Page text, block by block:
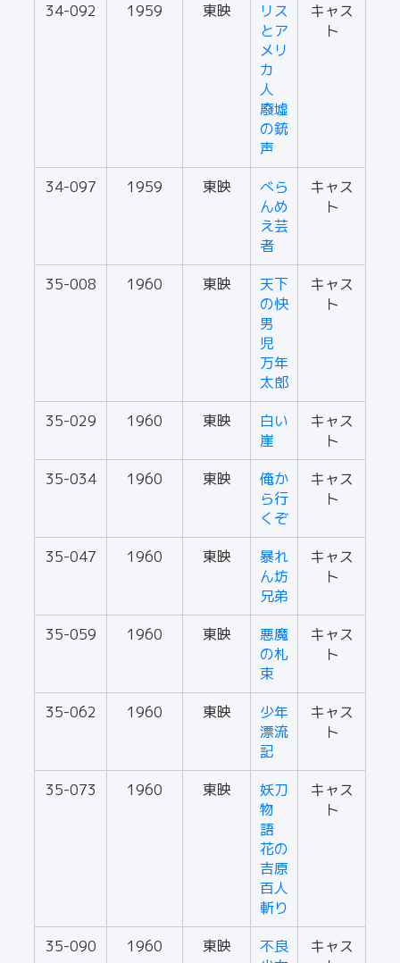
34-092 1959 東映
リス
とア
メリ
カ
人
廢墟
の銃
声
キャス
ト
34-097 1959 東映
べら
んめ
え芸
者
キャス
ト
35-008 1960 東映
天下
の快
男
児
万年
太郎
キャス
ト
35-029 1960 東映
白い
崖
キャス
ト
35-034
1960 東映
俺か
ら行
くぞ
キャス
ト
35-047 1960 東映
暴れ
ん坊
兄弟
キャス
ト
35-059 1960 東映
悪魔
の札
束
キャス
ト
35-062 1960 東映
少年
漂流
記
キャス
ト
35-073 1960 東映
妖刀
物
語
花の
吉原
百人
斬り
キャス
ト
35-090 1960 東映
不良
キャス